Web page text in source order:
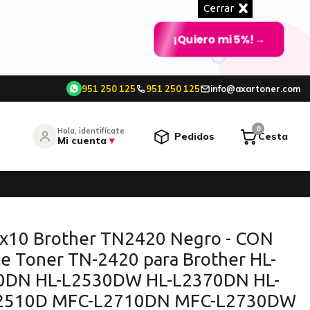
Cerrar
¡Quiero mi 5%! →
O CONTINÚA CON
Continuar con Google
951 250 125 951 250 125 info@axartoner.com
Hola, identifícate
Mi cuenta ▾ Pedidos
0
Cesta
Brother TN2420 Negro - CON
Toner TN-2420 para Brother HL-
HL-L2530DW HL-L2370DN HL-
MFC-L2710DN MFC-L2730DW